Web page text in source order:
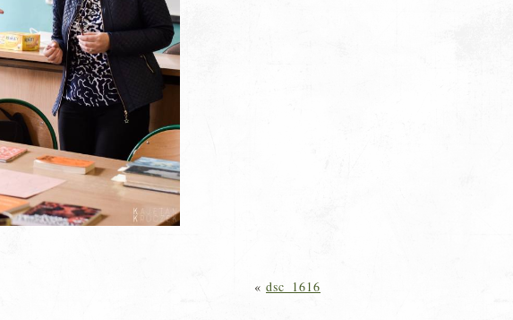
« dsc_1616